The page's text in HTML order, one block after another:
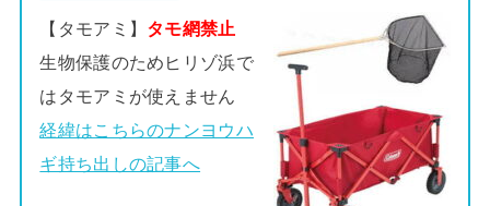
【タモアミ】 タモ網禁止
生物保護のためヒリゾ浜で
はタモアミが使えません
経緯はこちらのナンヨウハ
ギ持ち出しの記事へ